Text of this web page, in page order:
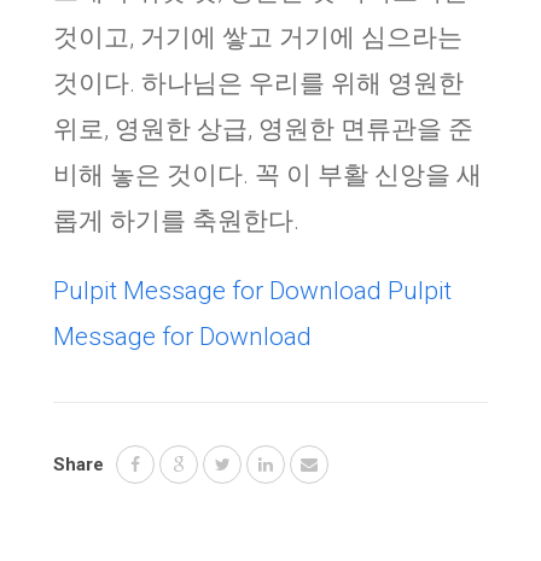
것이고, 거기에 쌓고 거기에 심으라는
것이다. 하나님은 우리를 위해 영원한
위로, 영원한 상급, 영원한 면류관을 준
비해 놓은 것이다. 꼭 이 부활 신앙을 새
롭게 하기를 축원한다.
Pulpit Message for Download Pulpit
Message for Download
Share